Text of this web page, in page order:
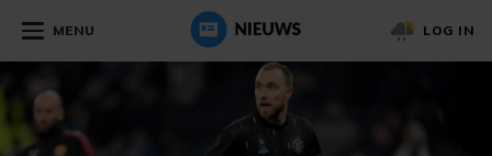
MENU LOG IN